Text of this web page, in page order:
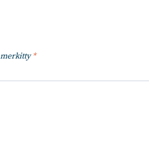
merkitty*